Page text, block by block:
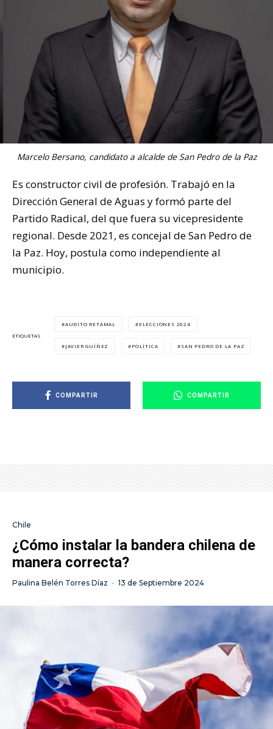
Marcelo Bersano, candidato a alcalde de San Pedro de la Paz
Es constructor civil de profesión. Trabajó en la
Dirección General de Aguas y formó parte del
Partido Radical, del que fuera su vicepresidente
regional. Desde 2021, es concejal de San Pedro de
la Paz. Hoy, postula como independiente al
municipio.
ETIQUETAS
AUDITO RETAMAL ELECCIONES 2024
JAVIER GUÍÑEZ POLÍTICA SAN PEDRO DE LA PAZ
COMPARTIR COMPARTIR
Chile
¿Cómo instalar la bandera chilena de
manera correcta?
Paulina Belén Torres Díaz · 13 de Septiembre 2024